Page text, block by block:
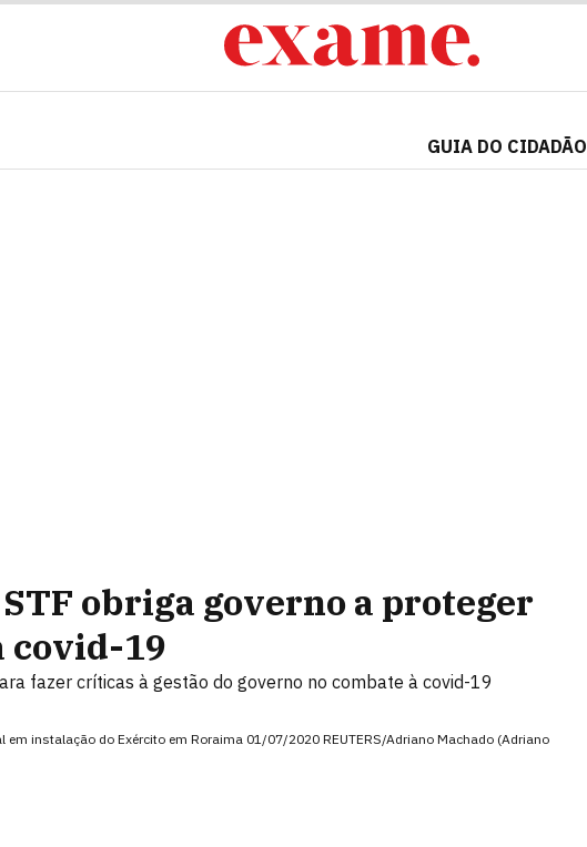
GUIA DO CIDADÃO
obriga governo a proteger
covid-19
fazer críticas à gestão do governo no combate à covid-19
instalação do Exército em Roraima 01/07/2020 REUTERS/Adriano Machado (Adriano